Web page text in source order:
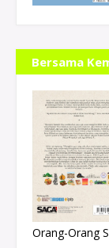
Bersama
Indonesiana
Orang-Orang